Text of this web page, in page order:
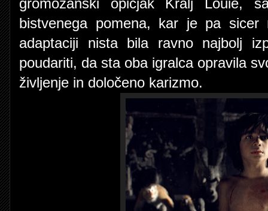
gromozanski opičjak Kralj Louie,
bistvenega pomena, kar je pa
adaptaciji nista bila ravno najbolj
poudariti, da sta oba igralca opravila
življenje in določeno karizmo.